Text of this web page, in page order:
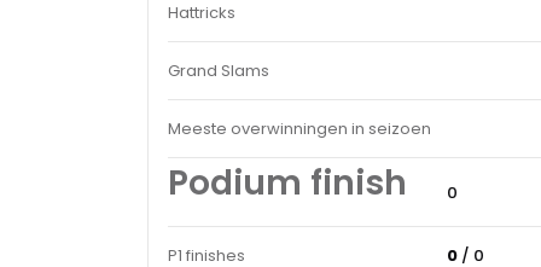
Hattricks
Grand Slams
Meeste overwinningen in seizoen
Podium finish 0
P1 finishes 0 / 0